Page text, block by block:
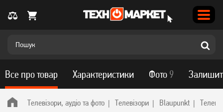
Телевізори, аудіо та фото Телевізори Blaupunkt
Все про товар Характеристики Фото 9